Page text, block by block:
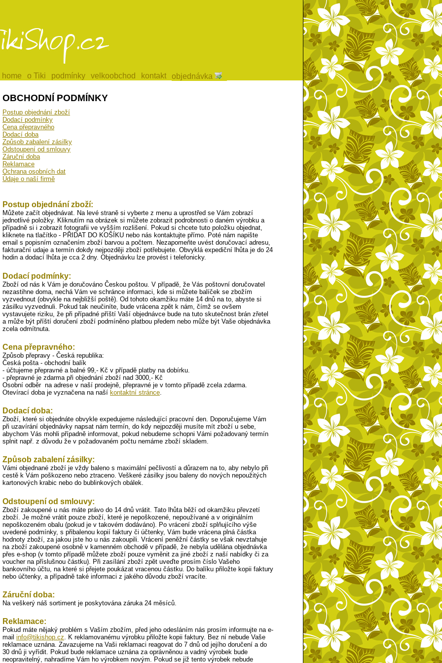
home
home o Tiki
o Tiki podmínky
podmínky velkoobchod
velkoobchod kontakt
kontakt objednávka
objednávka
OBCHODNÍ PODMÍNKY
Postup objednání zboží
Dodací podmínky
Cena přepravného
Dodací doba
Způsob zabalení zásilky
Odstoupení od smlouvy
Záruční doba
Reklamace
Ochrana osobních dat
Údaje o naší firmě
Postup objednání zboží:
Můžete začít objednávat. Na levé straně si vyberte z menu a uprostřed se Vám zobrazí
jednotlivé položky. Kliknutím na obrázek si můžete zobrazit podrobnosti o daném výrobku a
případně si i zobrazit fotografii ve vyšším rozlišení. Pokud si chcete tuto položku objednat,
kliknete na tlačítko - PŘIDAT DO KOŠÍKU nebo nás kontaktujte přímo. Poté nám napište
email s popisním označením zboží barvou a počtem. Nezapomeňte uvést doručovací adresu,
fakturační udaje a termín dokdy nejpozději zboží potřebujete. Obvyklá expediční lhůta je do 24
hodin a dodací lhůta je cca 2 dny. Objednávku lze provést i telefonicky.
Dodací podmínky:
Zboží od nás k Vám je doručováno Českou poštou. V případě, že Vás poštovní doručovatel
nezastihne doma, nechá Vám ve schránce informaci, kde si můžete balíček se zbožím
vyzvednout (obvykle na nejbližší poště). Od tohoto okamžiku máte 14 dnů na to, abyste si
zásilku vyzvednuli. Pokud tak neučiníte, bude vrácena zpět k nám, čímž se ovšem
vystavujete riziku, že při případné příští Vaší objednávce bude na tuto skutečnost brán zřetel
a může být příští doručení zboží podmíněno platbou předem nebo může být Vaše objednávka
zcela odmítnuta.
Cena přepravného:
Způsob přepravy - Česká republika:
Česká pošta - obchodní balík
- účtujeme přepravné a balné 99,- Kč v případě platby na dobírku.
- přepravné je zdarma při objednání zboží nad 3000,- Kč
Osobní odběr na adrese v naší prodejně, přepravné je v tomto případě zcela zdarma.
Otevírací doba je vyznačena na naší kontaktní stránce
Dodací doba:
Zboží, které si objednáte obvykle expedujeme následující pracovní den. Doporučujeme Vám
při uzavírání objednávky napsat nám termín, do kdy nejpozději musíte mít zboží u sebe,
abychom Vás mohli případně informovat, pokud nebudeme schopni Vámi požadovaný termín
splnit např. z důvodu že v požadovaném počtu nemáme zboží skladem.
Způsob zabalení zásilky:
Vámi objednané zboží je vždy baleno s maximální pečlivostí a důrazem na to, aby nebylo při
cestě k Vám poškozeno nebo ztraceno. Veškeré zásilky jsou baleny do nových nepoužitých
kartonových krabic nebo do bublinkových obálek.
Odstoupení od smlouvy:
Zboží zakoupené u nás máte právo do 14 dnů vrátit. Tato lhůta běží od okamžiku převzetí
zboží. Je možné vrátit pouze zboží, které je nepoškozené, nepoužívané a v originálním
nepoškozeném obalu (pokud je v takovém dodáváno). Po vrácení zboží splňujícího výše
uvedené podmínky, s přibalenou kopií faktury či účtenky, Vám bude vrácena plná částka
hodnoty zboží, za jakou jste ho u nás zakoupili. Vrácení peněžní částky se však nevztahuje
na zboží zakoupené osobně v kamenném obchodě v případě, že nebyla udělána objednávka
přes e-shop (v tomto případě můžete zboží pouze vyměnit za jiné zboží z naší nabídky či za
voucher na příslušnou částku). Při zasílání zboží zpět uveďte prosím číslo Vašeho
bankovního účtu, na které si přejete poukázat vracenou částku. Do balíku přiložte kopii faktury
nebo účtenky, a případně také informaci z jakého důvodu zboží vracíte.
Záruční doba:
Na veškerý náš sortiment je poskytována záruka 24 měsíců.
Reklamace:
Pokud máte nějaký problém s Vaším zbožím, před jeho odesláním nás prosím informujte na e-
mail info@tikishop.cz. K reklamovanému výrobku přiložte kopii faktury. Bez ní nebude Vaše
reklamace uznána. Zavazujeme na Vaši reklamaci reagovat do 7 dnů od jejího doručení a do
30 dnů ji vyřídit. Pokud bude reklamace uznána za oprávněnou a vadný výrobek bude
neopravitelný, nahradíme Vám ho výrobkem novým. Pokud se již tento výrobek nebude